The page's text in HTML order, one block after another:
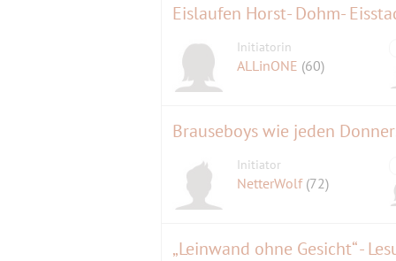
Eislaufen Horst- Dohm-
Initiatorin
ALLinONE (60)
Brauseboys wie jeden
Initiator
NetterWolf (72)
„Leinwand ohne Gesicht“ -